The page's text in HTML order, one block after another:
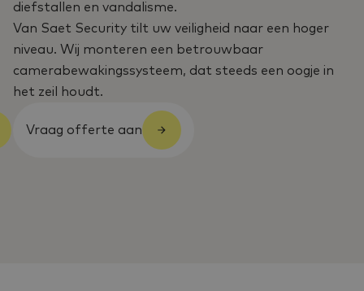
diefstallen en vandalisme.
Van Saet Security tilt uw veiligheid naar een hoger
niveau. Wij monteren een betrouwbaar
camerabewakingssysteem, dat steeds een oogje in
het zeil houdt.
Vraag offerte aan